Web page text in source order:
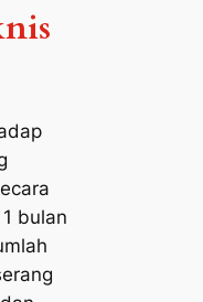
bulan